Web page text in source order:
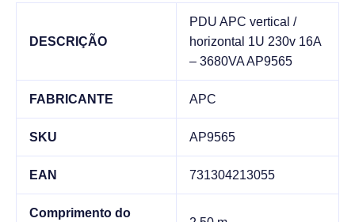
DESCRIÇÃO
PDU APC vertical /
horizontal 1U 230v 16A
– 3680VA AP9565
FABRICANTE APC
SKU AP9565
EAN 731304213055
Comprimento do